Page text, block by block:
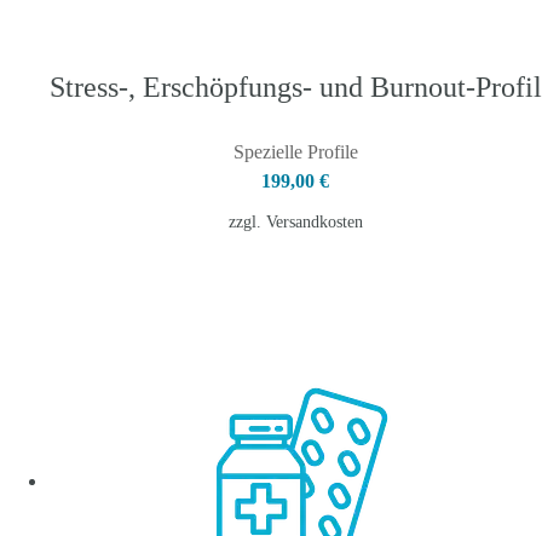
Stress-, Erschöpfungs- und Burnout-Profil
Spezielle Profile
199,00 €
zzgl. Versandkosten